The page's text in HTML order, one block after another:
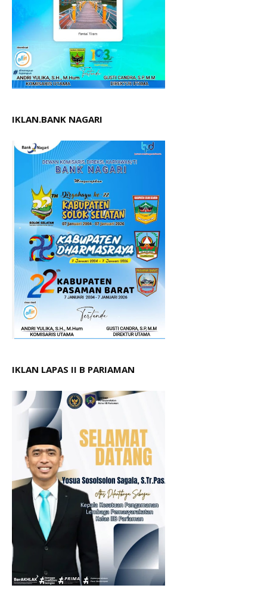
IKLAN.BANK NAGARI
IKLAN LAPAS II B PARIAMAN